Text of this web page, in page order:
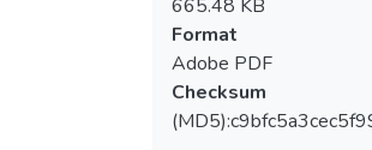
能效果之影響
（一）常規訓練配合循環
之伏地挺身、仰臥起坐、
十二分鐘跑、折返跑、
12mins run, shuttle run,
(p<0.05). There are no
improvements on pull-up
b.Effects of specific
665.48 KB
Format
Adobe PDF
Checksum